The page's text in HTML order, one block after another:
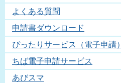
よくある質問
申請書ダウンロード
ぴったりサービス（電子申請）
ちば電子申請サービス
あびスマ